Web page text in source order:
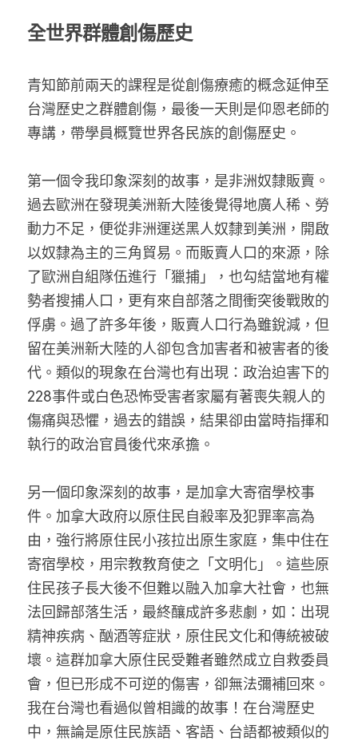
全世界群體創傷歷史
青知節前兩天的課程是從創傷療癒的概念延伸至
台灣歷史之群體創傷，最後一天則是仰恩老師的
專講，帶學員概覽世界各民族的創傷歷史。
第一個令我印象深刻的故事，是非洲奴隸販賣。
過去歐洲在發現美洲新大陸後覺得地廣人稀、勞
動力不足，便從非洲運送黑人奴隸到美洲，開啟
以奴隸為主的三角貿易。而販賣人口的來源，除
了歐洲自組隊伍進行「獵捕」，也勾結當地有權
勢者搜捕人口，更有來自部落之間衝突後戰敗的
俘虜。過了許多年後，販賣人口行為雖銳減，但
留在美洲新大陸的人卻包含加害者和被害者的後
代。類似的現象在台灣也有出現：政治迫害下的
228事件或白色恐怖受害者家屬有著喪失親人的
傷痛與恐懼，過去的錯誤，結果卻由當時指揮和
執行的政治官員後代來承擔。
另一個印象深刻的故事，是加拿大寄宿學校事
件。加拿大政府以原住民自殺率及犯罪率高為
由，強行將原住民小孩拉出原生家庭，集中住在
寄宿學校，用宗教教育使之「文明化」。這些原
住民孩子長大後不但難以融入加拿大社會，也無
法回歸部落生活，最終釀成許多悲劇，如：出現
精神疾病、酗酒等症狀，原住民文化和傳統被破
壞。這群加拿大原住民受難者雖然成立自救委員
會，但已形成不可逆的傷害，卻無法彌補回來。
我在台灣也看過似曾相識的故事！在台灣歷史
中，無論是原住民族語、客語、台語都被類似的